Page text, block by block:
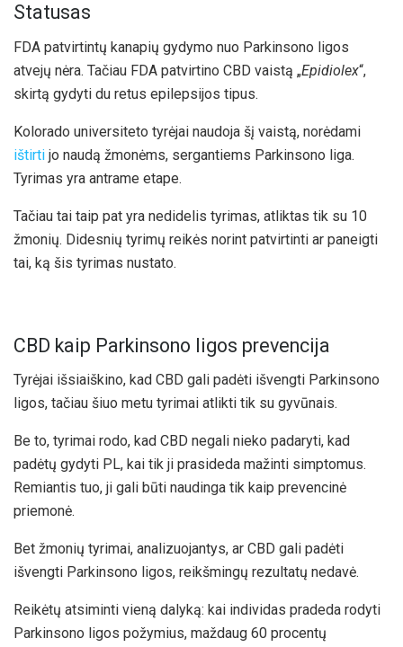
Statusas
FDA patvirtintų kanapių gydymo nuo Parkinsono ligos
atvejų nėra. Tačiau FDA patvirtino CBD vaistą „Epidiolex“,
skirtą gydyti du retus epilepsijos tipus.
Kolorado universiteto tyrėjai naudoja šį vaistą, norėdami
ištirti jo naudą žmonėms, sergantiems Parkinsono liga.
Tyrimas yra antrame etape.
Tačiau tai taip pat yra nedidelis tyrimas, atliktas tik su 10
žmonių. Didesnių tyrimų reikės norint patvirtinti ar paneigti
tai, ką šis tyrimas nustato.
CBD kaip Parkinsono ligos prevencija
Tyrėjai išsiaiškino, kad CBD gali padėti išvengti Parkinsono
ligos, tačiau šiuo metu tyrimai atlikti tik su gyvūnais.
Be to, tyrimai rodo, kad CBD negali nieko padaryti, kad
padėtų gydyti PL, kai tik ji prasideda mažinti simptomus.
Remiantis tuo, ji gali būti naudinga tik kaip prevencinė
priemonė.
Bet žmonių tyrimai, analizuojantys, ar CBD gali padėti
išvengti Parkinsono ligos, reikšmingų rezultatų nedavė.
Reikėtų atsiminti vieną dalyką: kai individas pradeda rodyti
Parkinsono ligos požymius, maždaug 60 procentų